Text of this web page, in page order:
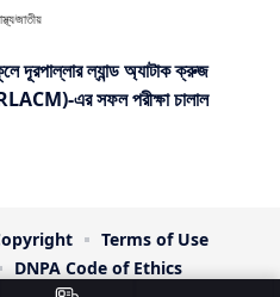
জাতীয়
দূরপাল্লার ল্যান্ড অ্যাটাক ক্রুজ
এর সফল পরীক্ষা চালাল
Terms of Use
DNPA Code of Ethics